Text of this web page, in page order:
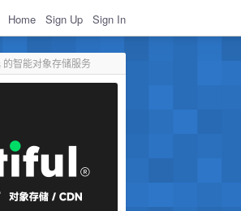
Home Sign Up Sign In
智能对象存储服务